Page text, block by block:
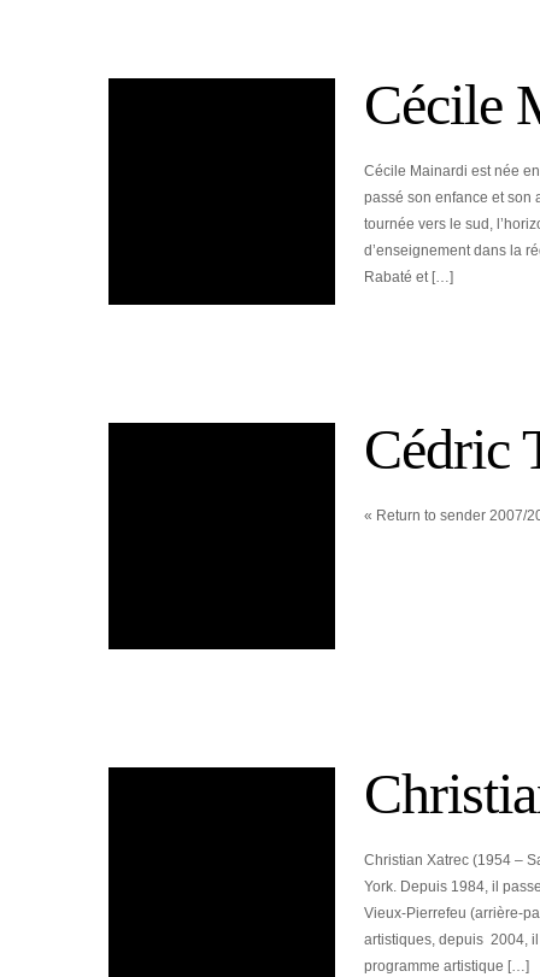
Cécile
Cécile Mainardi est née
passé son enfance et
tournée vers le sud,
d’enseignement dans la
Rabaté et […]
Cédric
« Return to sender 2007/
Christian Xatrec (1954 –
York. Depuis 1984, il
Vieux-Pierrefeu (arrière-
artistiques, depuis 2004,
programme artistique […]